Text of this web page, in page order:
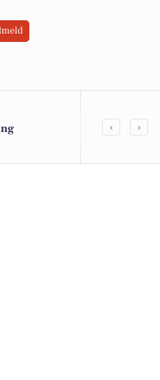
Bliv
‹ ›